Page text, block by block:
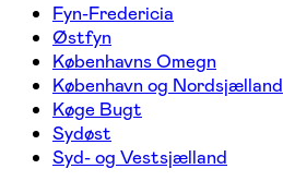
Fyn-Fredericia
Østfyn
Københavns Omegn
København og Nordsjælland
Køge Bugt
Sydøst
Syd- og Vestsjælland